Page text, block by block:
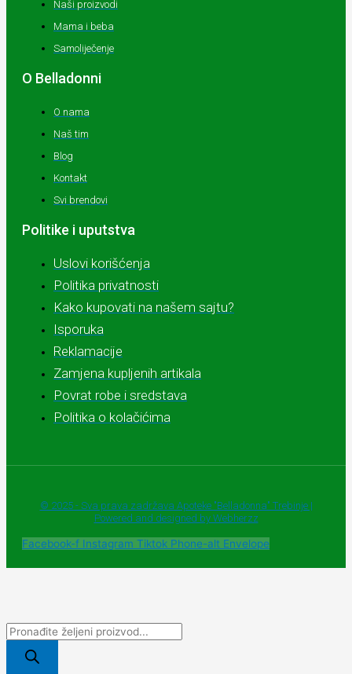
Naši proizvodi
Mama i beba
Samoliječenje
O Belladonni
O nama
Naš tim
Blog
Kontakt
Svi brendovi
Politike i uputstva
Uslovi korišćenja
Politika privatnosti
Kako kupovati na našem sajtu?
Isporuka
Reklamacije
Zamjena kupljenih artikala
Povrat robe i sredstava
Politika o kolačićima
© 2025 - Sva prava zadržava Apoteke "Belladonna" Trebinje |
Powered and designed by Webherzz
Facebook-f Instagram Tiktok Phone-alt Envelope